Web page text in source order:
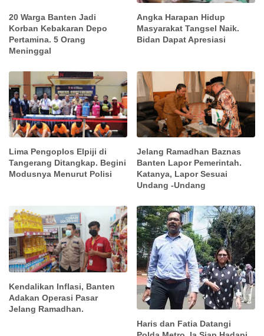
20 Warga Banten Jadi
Korban Kebakaran Depo
Pertamina. 5 Orang
Meninggal
Angka Harapan Hidup
Masyarakat Tangsel Naik.
Bidan Dapat Apresiasi
Lima Pengoplos Elpiji di
Tangerang Ditangkap. Begini
Modusnya Menurut Polisi
Jelang Ramadhan Baznas
Banten Lapor Pemerintah.
Katanya, Lapor Sesuai
Undang -Undang
Kendalikan Inflasi, Banten
Adakan Operasi Pasar
Jelang Ramadhan.
Haris dan Fatia Datangi